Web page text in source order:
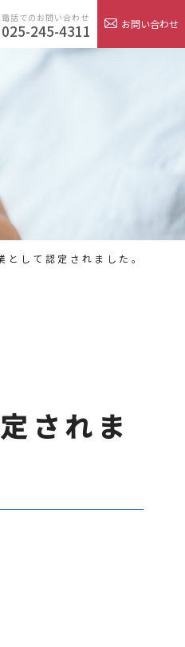
電話でのお問い合わせ
025-245-4311 お問い合わせ
して認定されました。
されま